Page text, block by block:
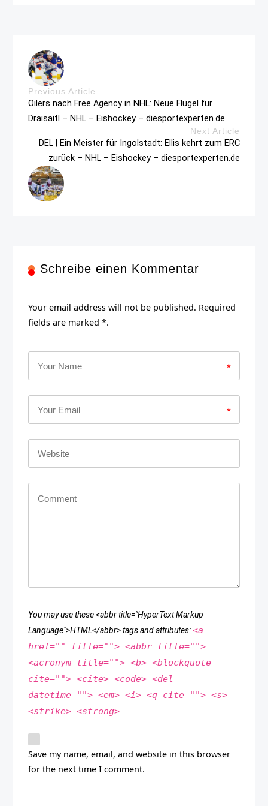
Previous Article
Oilers nach Free Agency in NHL: Neue Flügel für
Draisaitl – NHL – Eishockey – diesportexperten.de
Next Article
DEL | Ein Meister für Ingolstadt: Ellis kehrt zum ERC
zurück – NHL – Eishockey – diesportexperten.de
Schreibe einen Kommentar
Your email address will not be published. Required
fields are marked *.
*
*
You may use these <abbr title="HyperText Markup
Language">HTML</abbr> tags and attributes:<a
href="" title=""> <abbr title="">
<acronym title=""> <b> <blockquote
cite=""> <cite> <code> <del
datetime=""> <em> <i> <q cite=""> <s>
<strike> <strong>
Save my name, email, and website in this browser
for the next time I comment.